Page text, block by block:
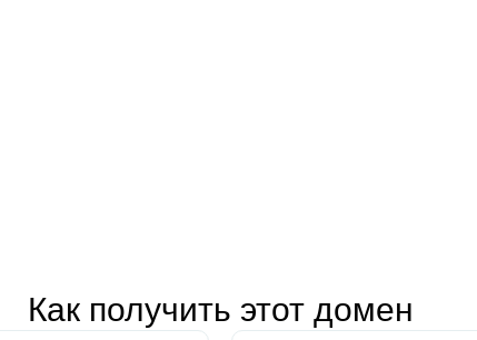
Как получить этот домен